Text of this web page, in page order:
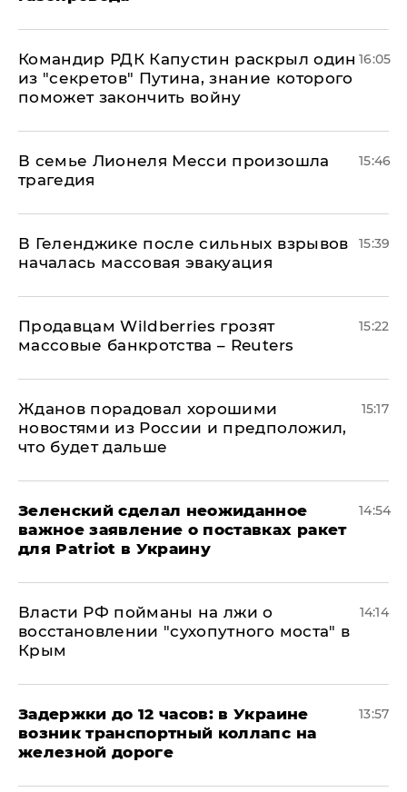
Командир РДК Капустин раскрыл один
из "секретов" Путина, знание которого
поможет закончить войну
16:05
В семье Лионеля Месси произошла
трагедия
15:46
В Геленджике после сильных взрывов
началась массовая эвакуация
15:39
Продавцам Wildberries грозят
массовые банкротства – Reuters
15:22
Жданов порадовал хорошими
новостями из России и предположил,
что будет дальше
15:17
Зеленский сделал неожиданное
важное заявление о поставках ракет
для Patriot в Украину
14:54
Власти РФ пойманы на лжи о
восстановлении "сухопутного моста" в
Крым
14:14
Задержки до 12 часов: в Украине
возник транспортный коллапс на
железной дороге
13:57